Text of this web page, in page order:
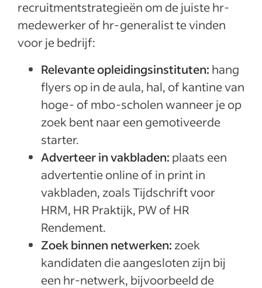
recruitmentstrategieën om de juiste hr-
medewerker of hr-generalist te vinden
voor je bedrijf:
Relevante opleidingsinstituten: hang
flyers op in de aula, hal, of kantine van
hoge- of mbo-scholen wanneer je op
zoek bent naar een gemotiveerde
starter.
Adverteer in vakbladen: plaats een
advertentie online of in print in
vakbladen, zoals Tijdschrift voor
HRM, HR Praktijk, PW of HR
Rendement.
Zoek binnen netwerken: zoek
kandidaten die aangesloten zijn bij
een hr-netwerk, bijvoorbeeld de